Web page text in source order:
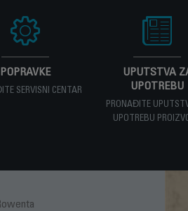
POPRAVKE
SERVISNI CENTAR
UPUTSTVA
UPOTREBU
PRONAĐITE
UPOTREBU